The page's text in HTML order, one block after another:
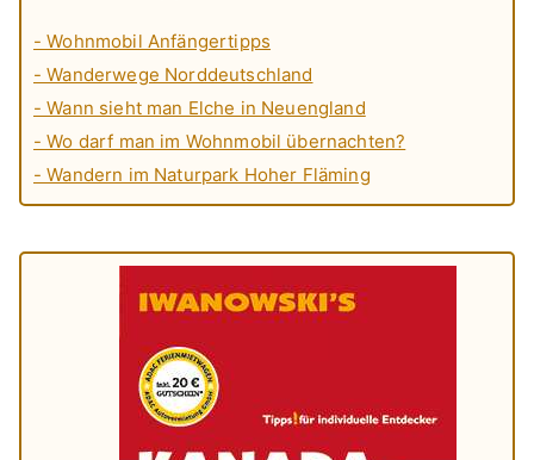
- Wohnmobil Anfängertipps
- Wanderwege Norddeutschland
- Wann sieht man Elche in Neuengland
- Wo darf man im Wohnmobil übernachten?
- Wandern im Naturpark Hoher Fläming